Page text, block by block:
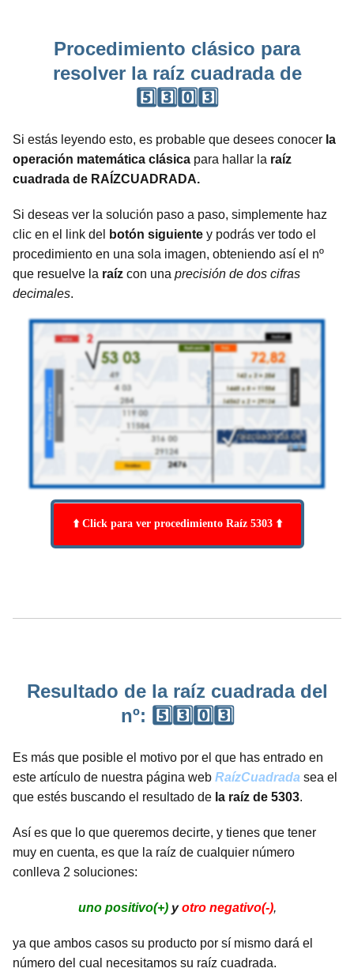
Procedimiento clásico para
resolver la raíz cuadrada de
5️⃣3️⃣0️⃣3️⃣
Si estás leyendo esto, es probable que desees conocer la
operación matemática clásica para hallar la raíz
cuadrada de RAÍZCUADRADA.
Si deseas ver la solución paso a paso, simplemente haz
clic en el link del
botón siguiente y podrás ver todo el
procedimiento en una sola imagen, obteniendo así el nº
que resuelve la raíz con una precisión de dos cifras
decimales.
⬆️ Click para ver procedimiento Raíz 5303 ⬆️
Resultado de la raíz cuadrada del
nº: 5️⃣3️⃣0️⃣3️⃣
Es más que posible el motivo por el que has entrado en
este artículo de nuestra página web RaízCuadrada sea el
que estés buscando el resultado de la raíz de 5303.
Así es que lo que queremos decirte, y tienes que tener
muy en cuenta, es que la raíz de cualquier número
conlleva 2 soluciones:
uno positivo(+)yotro negativo(-),
ya que ambos casos su producto por sí mismo dará el
número del cual necesitamos su raíz cuadrada.